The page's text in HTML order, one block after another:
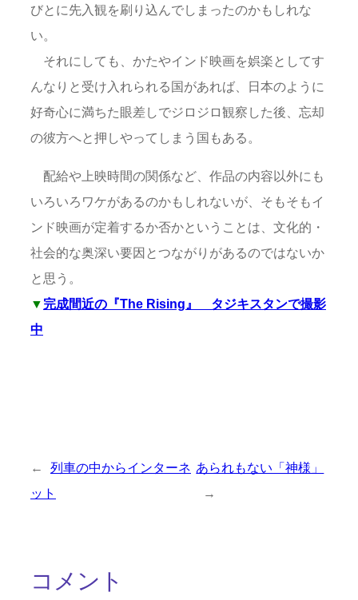
びとに先入観を刷り込んでしまったのかもしれな
い。
それにしても、かたやインド映画を娯楽としてす
んなりと受け入れられる国があれば、日本のように
好奇心に満ちた眼差しでジロジロ観察した後、忘却
の彼方へと押しやってしまう国もある。
配給や上映時間の関係など、作品の内容以外にも
いろいろワケがあるのかもしれないが、そもそもイ
ンド映画が定着するか否かということは、文化的・
社会的な奥深い要因とつながりがあるのではないか
と思う。
▼ 完成間近の『The Rising』 タジキスタンで撮影
中
←
列車の中からインターネ
ット
あられもない「神様」
→
コメント